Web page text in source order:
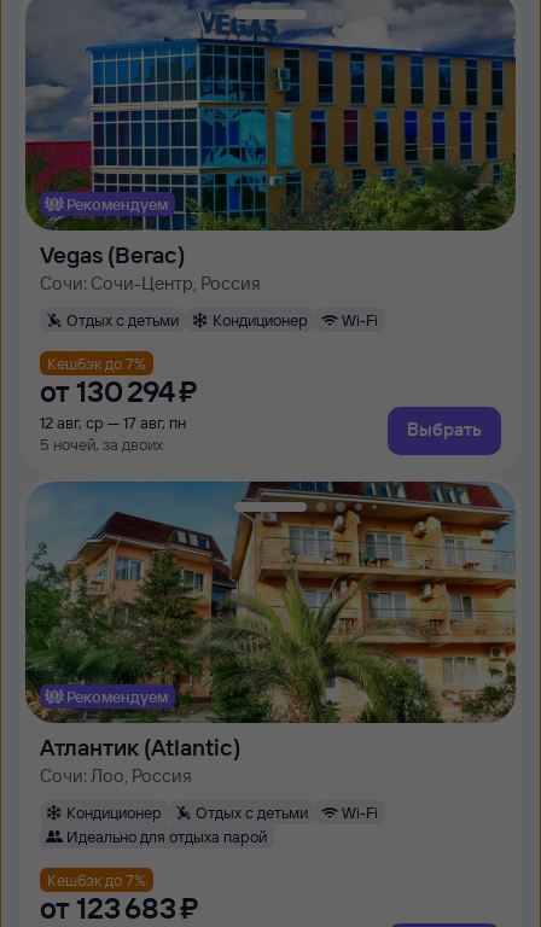
Рекомендуем
Vegas (Вегас)
Сочи: Сочи-Центр, Россия
Отдых с детьми Кондиционер Wi-Fi
Кешбэк до 7%
от 130 ⁠294 ⁠₽
12 авг, ср — 17 авг, пн
5 ночей, за двоих
Выбрать
Рекомендуем
Атлантик (Atlantic)
Сочи: Лоо, Россия
Кондиционер Отдых с детьми
Wi-Fi
Идеально для отдыха парой
Кешбэк до 7%
от 123 ⁠683 ⁠₽